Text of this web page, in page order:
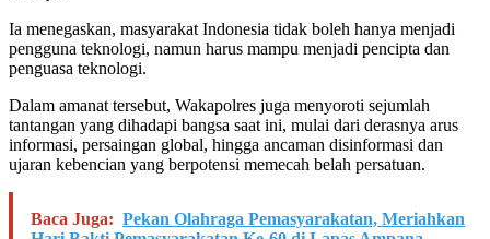
Ia menegaskan, masyarakat Indonesia tidak boleh hanya menjadi
pengguna teknologi, namun harus mampu menjadi pencipta dan
penguasa teknologi.
Dalam amanat tersebut, Wakapolres juga menyoroti sejumlah
tantangan yang dihadapi bangsa saat ini, mulai dari derasnya arus
informasi, persaingan global, hingga ancaman disinformasi dan
ujaran kebencian yang berpotensi memecah belah persatuan.
Baca Juga: Pekan Olahraga Pemasyarakatan, Meriahkan